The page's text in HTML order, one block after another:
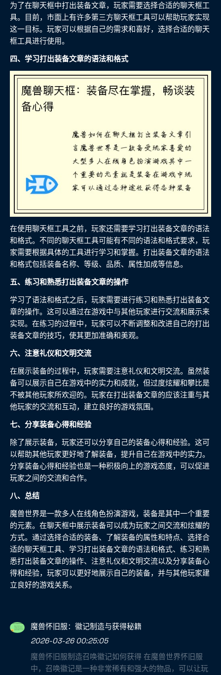
为了在聊天框中打出装备文章，玩家需要选择合适的聊天框工
具。目前，市面上有许多第三方聊天框工具可以帮助玩家实现
这一目标。玩家可以根据自己的需求和喜好，选择合适的聊天
框工具进行使用。
四、学习打出装备文章的语法和格式
在使用聊天框工具之前，玩家还需要学习打出装备文章的语法
和格式。不同的聊天框工具可能有不同的语法和格式要求，玩
家需要根据具体的工具进行学习和掌握。打出装备文章的语法
和格式包括装备名称、等级、品质、属性加成等信息。
五、练习和熟悉打出装备文章的操作
学习了语法和格式之后，玩家需要进行练习和熟悉打出装备文
章的操作。这可以通过在游戏中与其他玩家进行交流和展示来
实现。在练习的过程中，玩家可以不断调整和改进自己的打出
装备文章的技巧，使其更加准确和美观。
六、注意礼仪和文明交流
在展示装备的过程中，玩家需要注意礼仪和文明交流。虽然装
备可以展示自己在游戏中的实力和成就，但过度炫耀和攀比是
不被其他玩家所欢迎的。玩家在打出装备文章的应该注重与其
他玩家的交流和互动，建立良好的游戏氛围。
七、分享装备心得和经验
除了展示装备，玩家还可以分享自己的装备心得和经验。这可
以帮助其他玩家更好地了解装备，提升自己在游戏中的实力。
分享装备心得和经验也是一种积极向上的游戏态度，可以促进
玩家之间的交流和合作。
八、总结
魔兽世界是一款多人在线角色扮演游戏，装备是其中一个重要
的元素。在聊天框中展示装备可以成为玩家之间交流和炫耀的
方式。通过选择合适的装备、了解装备的属性和特点、选择合
适的聊天框工具、学习打出装备文章的语法和格式、练习和熟
悉打出装备文章的操作、注意礼仪和文明交流以及分享装备心
得和经验，玩家可以更好地展示自己的装备，并与其他玩家建
立良好的游戏关系。
魔兽怀旧服：徽记制造与获得秘籍
2026-03-26 00:25:05
魔兽怀旧服制造召唤徽记如何获得 在魔兽世界怀旧服
中，召唤徽记是一种非常稀有和强大的物品，可以让玩